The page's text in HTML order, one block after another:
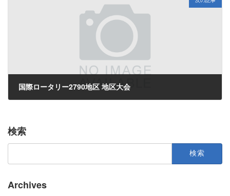
国際ロータリー2790地区 地区大会
検索
Archives